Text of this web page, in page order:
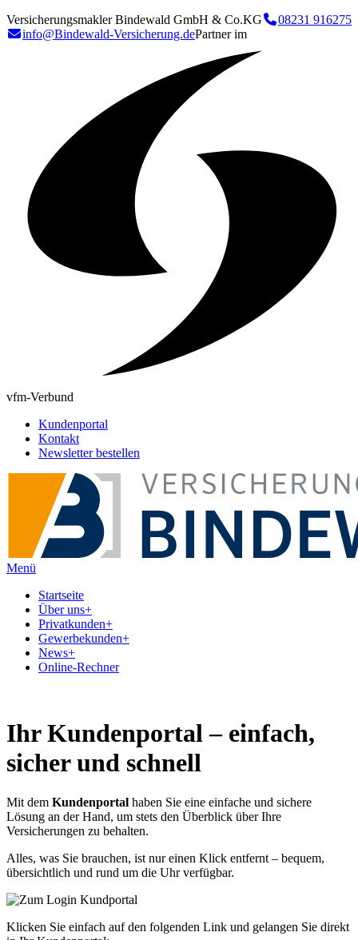
Versicherungsmakler Bindewald GmbH & Co.KG
08231 916275
info@Bindewald-Versicherung.dePartner im
vfm-Verbund
Kundenportal
Kontakt
Newsletter bestellen
Menü
Startseite
Über uns+
Privatkunden+
Gewerbekunden+
News+
Online-Rechner
Ihr Kundenportal – einfach,
sicher und schnell
Mit dem Kundenportal haben Sie eine einfache und sichere
Lösung an der Hand, um stets den Überblick über Ihre
Versicherungen zu behalten.
Alles, was Sie brauchen, ist nur einen Klick entfernt – bequem,
übersichtlich und rund um die Uhr verfügbar.
Klicken Sie einfach auf den folgenden Link und gelangen Sie direkt